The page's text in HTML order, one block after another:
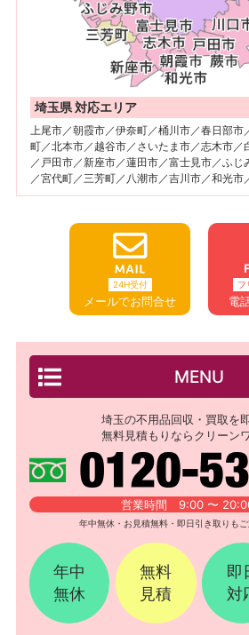
埼玉県 対応エリア
上尾市／朝霞市／伊奈町／桶川市／春日部市
町／北本市／越谷市／さいたま市／志木市／
／戸田市／新座市／蓮田市／富士見市／ふじ
／宮代町／三芳町／八潮市／吉川市／和光市
24H受付
メールでお問合せ
フ
電
MENU
埼玉の不用品回収・買取を
無料見積もりならクリーン
営業時間 9:00 〜
年中無休・お見積無料・即日引き取りもご
年中
無休
無料
見積
即
対